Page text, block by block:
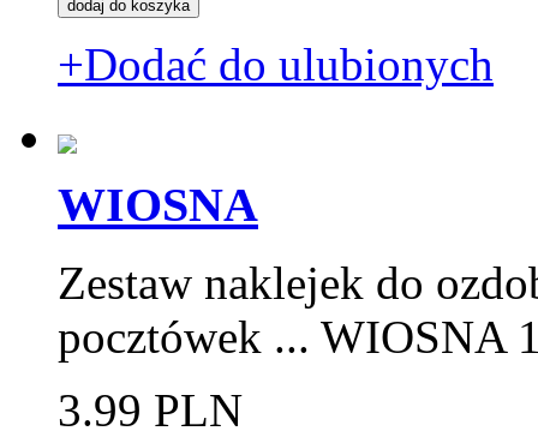
+Dodać do ulubionych
WIOSNA
Zestaw naklejek do
pocztówek ... WIOSNA
3.99 PLN